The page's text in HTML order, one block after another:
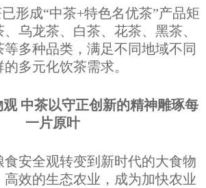
形成“中茶+特色名优茶”产品矩
乌龙茶、白茶、花茶、黑茶、
多种品类，满足不同地域不同
的多元化饮茶需求。
中茶以守正创新的精神雕琢每
一片原叶
食安全观转变到新时代的大食物
高效的生态农业，成为加快农业